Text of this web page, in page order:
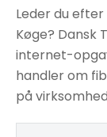
Leder du
Køge? Dansk
internet-
handler om
på